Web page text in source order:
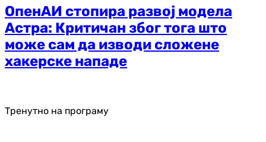
ОпенАИ стопира развој модела
Астра: Критичан због тога што
може сам да изводи сложене
хакерске нападе
Тренутно на програму